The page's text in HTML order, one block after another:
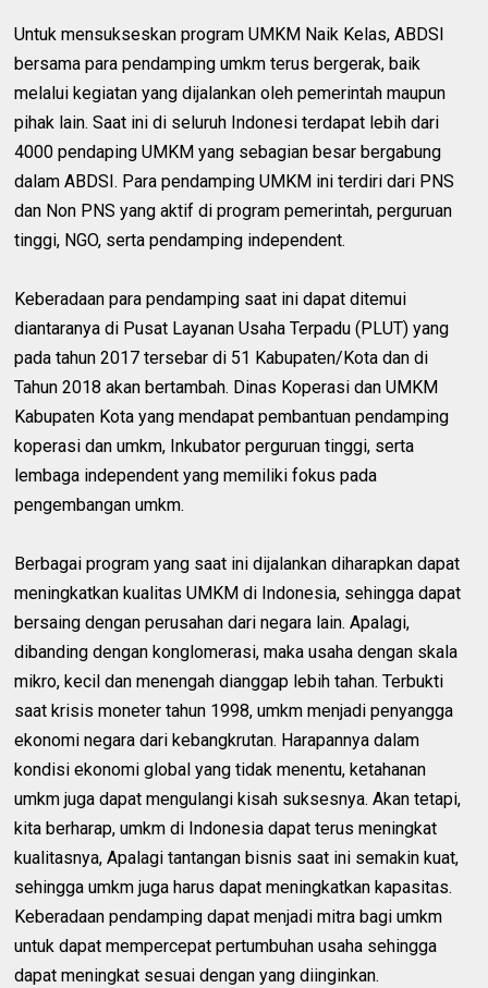
Untuk mensukseskan program UMKM Naik Kelas, ABDSI
bersama para pendamping umkm terus bergerak, baik
melalui kegiatan yang dijalankan oleh pemerintah maupun
pihak lain. Saat ini di seluruh Indonesi terdapat lebih dari
4000 pendaping UMKM yang sebagian besar bergabung
dalam ABDSI. Para pendamping UMKM ini terdiri dari PNS
dan Non PNS yang aktif di program pemerintah, perguruan
tinggi, NGO, serta pendamping independent.
Keberadaan para pendamping saat ini dapat ditemui
diantaranya di Pusat Layanan Usaha Terpadu (PLUT) yang
pada tahun 2017 tersebar di 51 Kabupaten/Kota dan di
Tahun 2018 akan bertambah. Dinas Koperasi dan UMKM
Kabupaten Kota yang mendapat pembantuan pendamping
koperasi dan umkm, Inkubator perguruan tinggi, serta
lembaga independent yang memiliki fokus pada
pengembangan umkm.
Berbagai program yang saat ini dijalankan diharapkan dapat
meningkatkan kualitas UMKM di Indonesia, sehingga dapat
bersaing dengan perusahan dari negara lain. Apalagi,
dibanding dengan konglomerasi, maka usaha dengan skala
mikro, kecil dan menengah dianggap lebih tahan. Terbukti
saat krisis moneter tahun 1998, umkm menjadi penyangga
ekonomi negara dari kebangkrutan. Harapannya dalam
kondisi ekonomi global yang tidak menentu, ketahanan
umkm juga dapat mengulangi kisah suksesnya. Akan tetapi,
kita berharap, umkm di Indonesia dapat terus meningkat
kualitasnya, Apalagi tantangan bisnis saat ini semakin kuat,
sehingga umkm juga harus dapat meningkatkan kapasitas.
Keberadaan pendamping dapat menjadi mitra bagi umkm
untuk dapat mempercepat pertumbuhan usaha sehingga
dapat meningkat sesuai dengan yang diinginkan.